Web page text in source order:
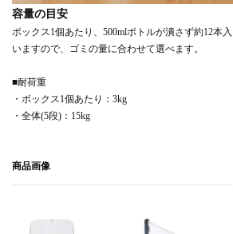
容量の目安
ボックス1個あたり、500mlボトルが潰さず約12本
いますので、ゴミの量に合わせて選べます。
■耐荷重
・ボックス1個あたり：3kg
・全体(5段)：15kg
商品画像